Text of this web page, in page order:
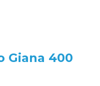
Giana 400